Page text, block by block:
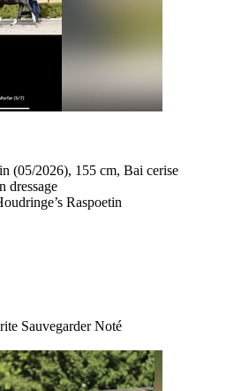
(05/2026), 155 cm, Bai cerise
dressage
Raspoetin
Sauvegarder Noté